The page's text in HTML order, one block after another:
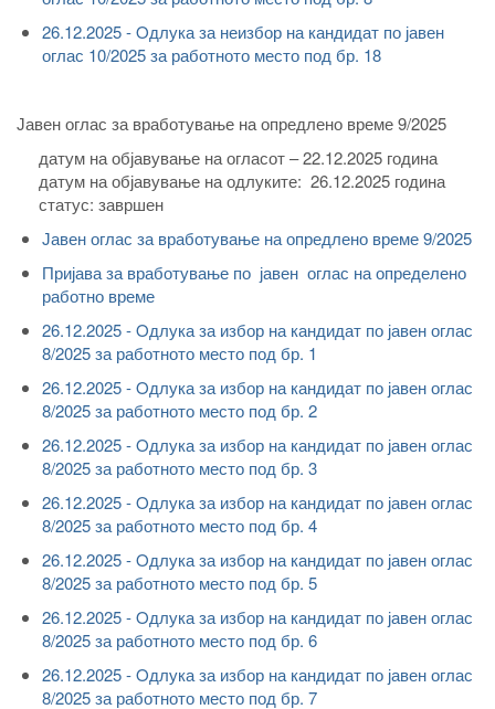
26.12.2025 - Oдлука за неизбор на кандидат по јавен
оглас 10/2025 за работното место под бр. 18
Јавен оглас за вработување на опредлено време 9/2025
датум на објавување на огласот – 22.12.2025 година
датум на објавување на одлуките: 26.12.2025 година
статус: завршен
Јавен оглас за вработување на опредлено време 9/2025
Пријава за вработување по јавен оглас на определено
работно време
26.12.2025 - Oдлука за избор на кандидат по јавен оглас
8/2025 за работното место под бр. 1
26.12.2025 - Oдлука за избор на кандидат по јавен оглас
8/2025 за работното место под бр. 2
26.12.2025 - Oдлука за избор на кандидат по јавен оглас
8/2025 за работното место под бр. 3
26.12.2025 - Oдлука за избор на кандидат по јавен оглас
8/2025 за работното место под бр. 4
26.12.2025 - Oдлука за избор на кандидат по јавен оглас
8/2025 за работното место под бр. 5
26.12.2025 - Oдлука за избор на кандидат по јавен оглас
8/2025 за работното место под бр. 6
26.12.2025 - Oдлука за избор на кандидат по јавен оглас
8/2025 за работното место под бр. 7